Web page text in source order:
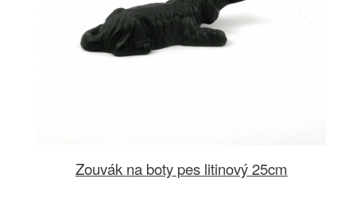
Zouvák na boty pes litinový 25cm